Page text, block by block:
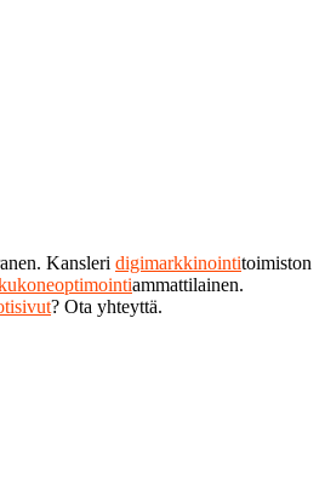
Kansleri digimarkkinointitoimiston
ammattilainen.
? Ota yhteyttä.